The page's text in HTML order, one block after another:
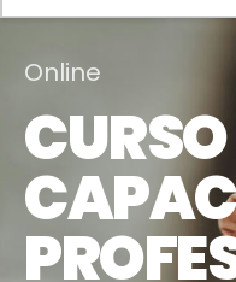
Online